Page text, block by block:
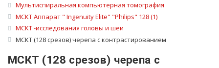
Мультиспиральная компьютерная томография
МСКТ Аппарат " Ingenuity Elite" "Philips" 128 (1)
МСКТ -исследования головы и шеи
МСКТ (128 срезов) черепа с контрастированием
МСКТ (128 срезов) черепа с